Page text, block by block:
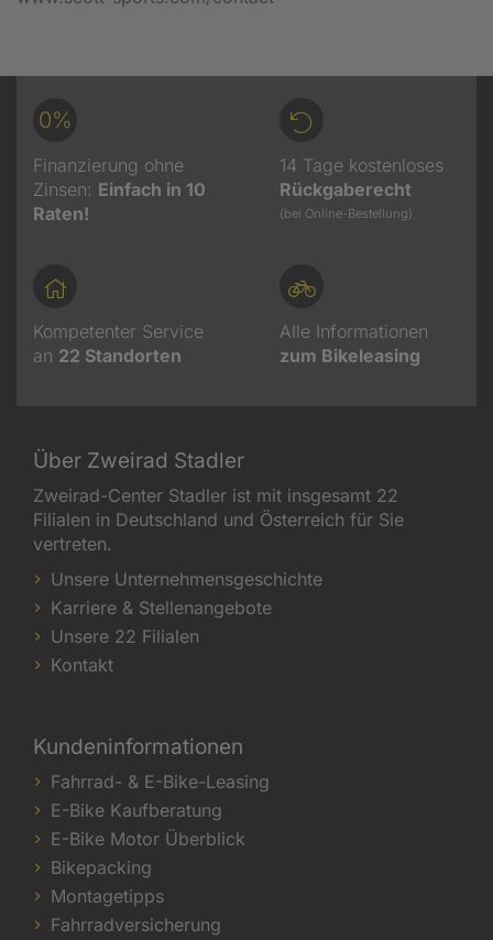
0%
Finanzierung ohne
Zinsen: Einfach in 10
Raten!
14 Tage kostenloses
Rückgaberecht
(bei Online-Bestellung)
Kompetenter Service
an 22 Standorten
Alle Informationen
zum Bikeleasing
Über Zweirad Stadler
Zweirad-Center Stadler ist mit insgesamt 22
Filialen in Deutschland und Österreich für Sie
vertreten.
Unsere Unternehmensgeschichte
Karriere & Stellenangebote
Unsere 22 Filialen
Kontakt
Kundeninformationen
Fahrrad- & E-Bike-Leasing
E-Bike Kaufberatung
E-Bike Motor Überblick
Bikepacking
Montagetipps
Fahrradversicherung